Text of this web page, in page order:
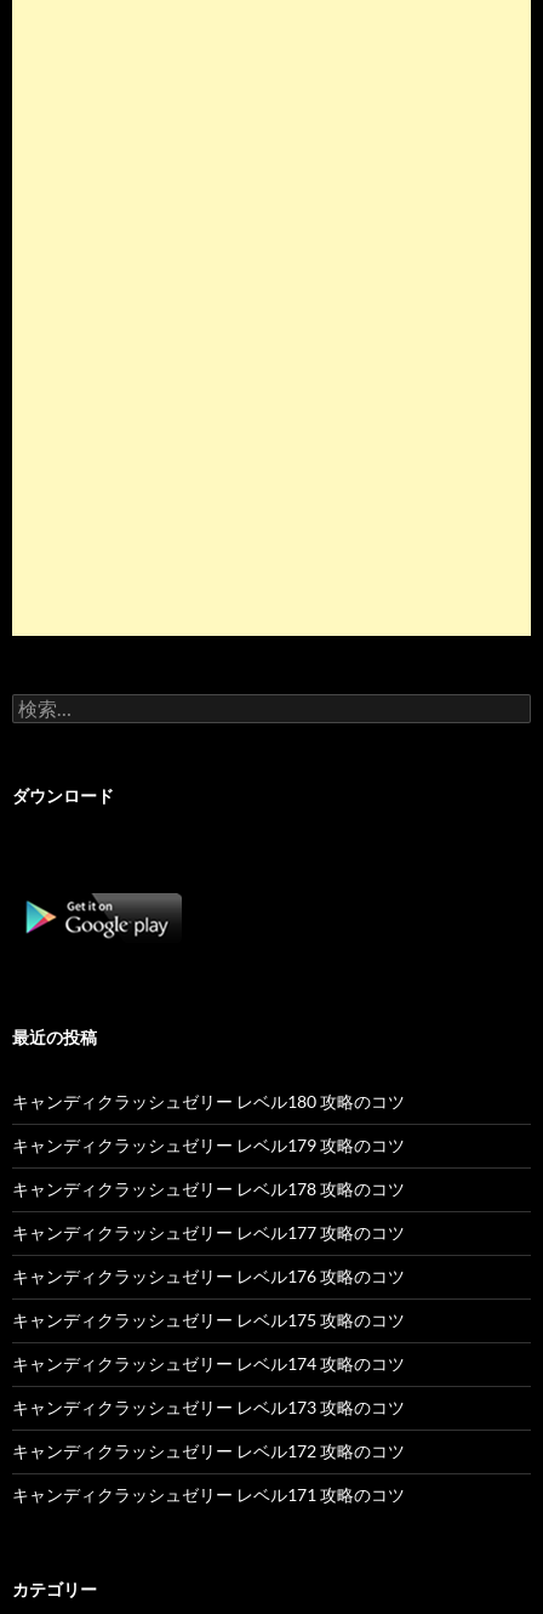
検
索:
ダウンロード
最近の投稿
キャンディクラッシュゼリー レベル180 攻略のコツ
キャンディクラッシュゼリー レベル179 攻略のコツ
キャンディクラッシュゼリー レベル178 攻略のコツ
キャンディクラッシュゼリー レベル177 攻略のコツ
キャンディクラッシュゼリー レベル176 攻略のコツ
キャンディクラッシュゼリー レベル175 攻略のコツ
キャンディクラッシュゼリー レベル174 攻略のコツ
キャンディクラッシュゼリー レベル173 攻略のコツ
キャンディクラッシュゼリー レベル172 攻略のコツ
キャンディクラッシュゼリー レベル171 攻略のコツ
カテゴリー